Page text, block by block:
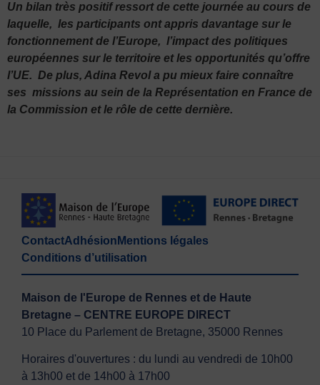
Un bilan très positif ressort de cette journée au cours de
laquelle, les participants ont appris davantage sur le
fonctionnement de l’Europe, l’impact des politiques
européennes sur le territoire et les opportunités qu’offre
l’UE. De plus, Adina Revol a pu mieux faire connaître
ses missions au sein de la Représentation en France de
la Commission et le rôle de cette dernière.
ContactAdhésion Mentions légales
Conditions d’utilisation
Maison de l'Europe de Rennes et de Haute
Bretagne – CENTRE EUROPE DIRECT
10 Place du Parlement de Bretagne, 35000 Rennes
Horaires d'ouvertures : du lundi au vendredi de 10h00
à 13h00 et de 14h00 à 17h00